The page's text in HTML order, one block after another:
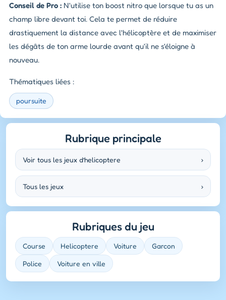
Conseil de Pro : N'utilise ton boost nitro que lorsque tu as un
champ libre devant toi. Cela te permet de réduire
drastiquement la distance avec l'hélicoptère et de maximiser
les dégâts de ton arme lourde avant qu'il ne s'éloigne à
nouveau.
Thématiques liées :
poursuite
Rubrique principale
Voir tous les jeux d’helicoptere ›
Tous les jeux ›
Rubriques du jeu
Course Helicoptere Voiture Garcon
Police Voiture en ville